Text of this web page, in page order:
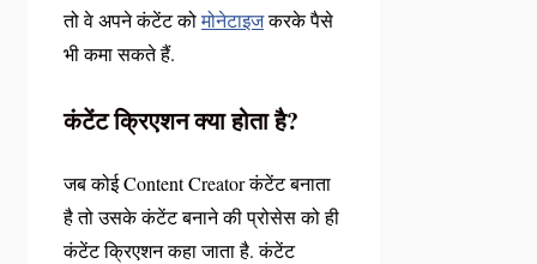
तो वे अपने कंटेंट कोमोनेटाइजकरके पैसे
भी कमा सकते हैं.
कंटेंट क्रिएशन क्या होता है?
जब कोई Content Creator कंटेंट बनाता
है तो उसके कंटेंट बनाने की प्रोसेस को ही
कंटेंट क्रिएशन कहा जाता है. कंटेंट